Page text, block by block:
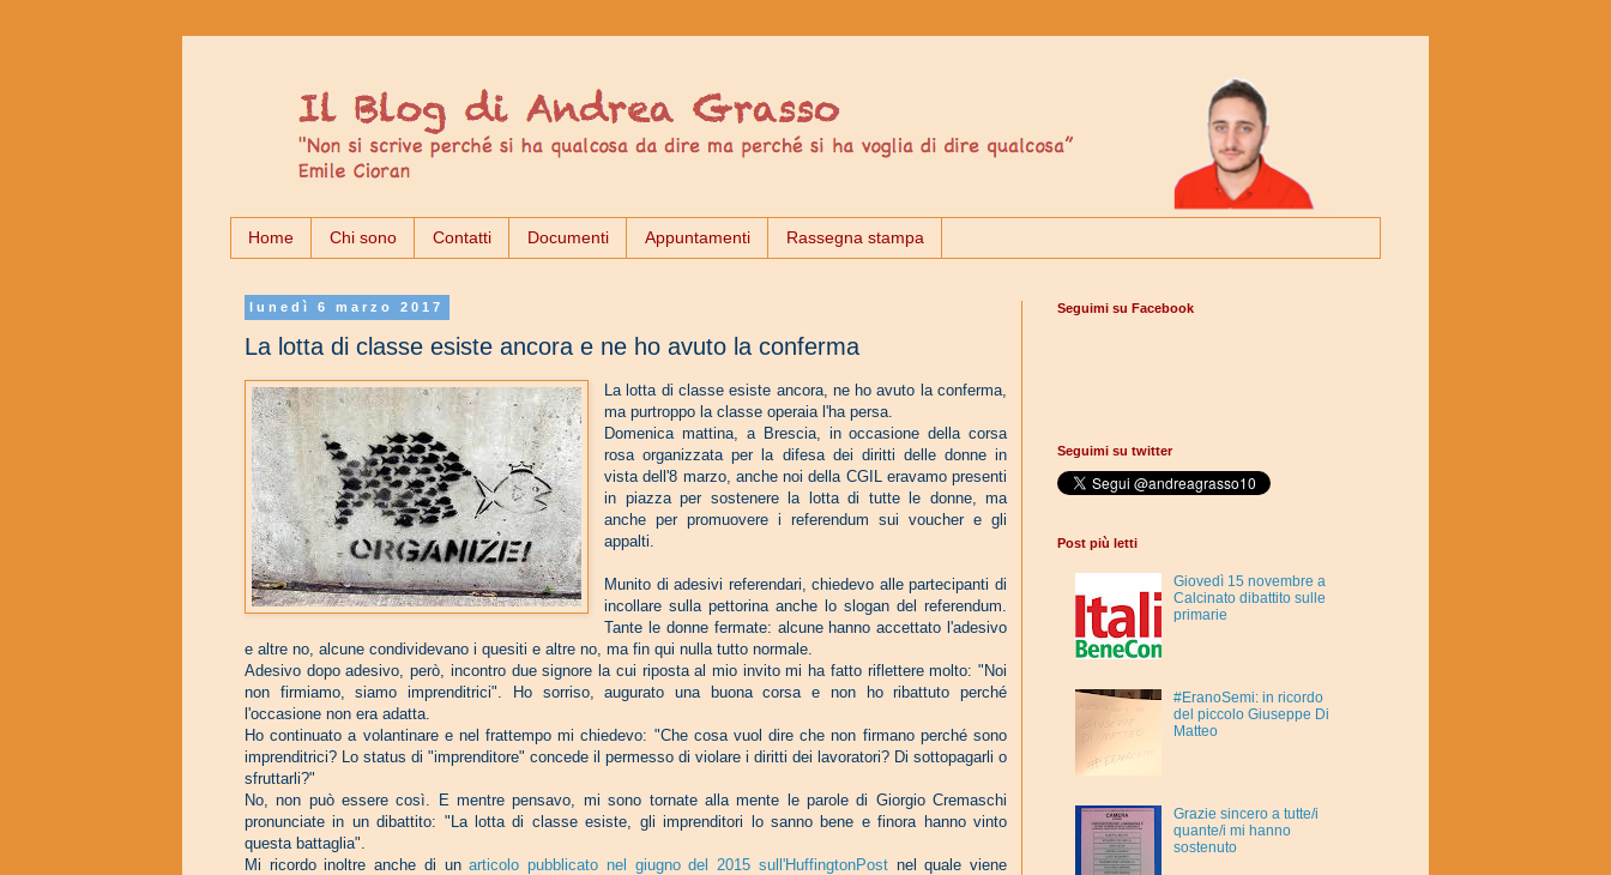
Home Chi sono Contatti Documenti Appuntamenti Rassegna stampa
lunedì 6 marzo 2017
La lotta di classe esiste ancora e ne ho avuto la conferma
La lotta di classe esiste ancora, ne ho avuto la conferma,
ma purtroppo la classe operaia l'ha persa.
Domenica mattina, a Brescia, in occasione della corsa
rosa organizzata per la difesa dei diritti delle donne in
vista dell'8 marzo, anche noi della CGIL eravamo presenti
in piazza per sostenere la lotta di tutte le donne, ma
anche per promuovere i referendum sui voucher e gli
appalti.
Munito di adesivi referendari, chiedevo alle partecipanti di
incollare sulla pettorina anche lo slogan del referendum.
Tante le donne fermate: alcune hanno accettato l'adesivo
e altre no, alcune condividevano i quesiti e altre no, ma fin qui nulla tutto normale.
Adesivo dopo adesivo, però, incontro due signore la cui riposta al mio invito mi ha fatto riflettere molto: "Noi
non firmiamo, siamo imprenditrici". Ho sorriso, augurato una buona corsa e non ho ribattuto perché
l'occasione non era adatta.
Ho continuato a volantinare e nel frattempo mi chiedevo: "Che cosa vuol dire che non firmano perché sono
imprenditrici? Lo status di "imprenditore" concede il permesso di violare i diritti dei lavoratori? Di sottopagarli o
sfruttarli?"
No, non può essere così. E mentre pensavo, mi sono tornate alla mente le parole di Giorgio Cremaschi
pronunciate in un dibattito: "La lotta di classe esiste, gli imprenditori lo sanno bene e finora hanno vinto
questa battaglia".
Mi ricordo inoltre anche di unarticolo pubblicato nel giugno del 2015 sull'HuffingtonPostnel quale viene
Seguimi su Facebook
Seguimi su twitter
Post più letti
Giovedì 15 novembre a
Calcinato dibattito sulle
primarie
#EranoSemi: in ricordo
del piccolo Giuseppe Di
Matteo
Grazie sincero a tutte/i
quante/i mi hanno
sostenuto